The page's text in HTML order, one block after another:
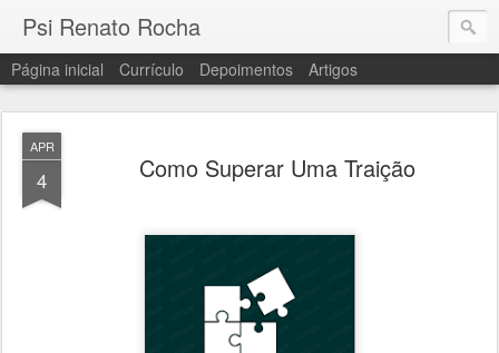
Psi Renato Rocha
Página inicial Currículo Depoimentos Artigos
APR
4 Como Superar Uma Traição